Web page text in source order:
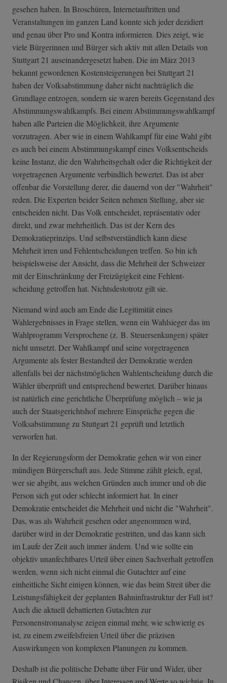
gesehen haben. In Broschüren, Internetauftritten und
Veranstaltungen im ganzen Land konnte sich jeder dezidiert
und genau über Pro und Kontra informieren. Dies zeigt, wie
viele Bürgerinnen und Bürger sich aktiv mit allen Details von
Stuttgart 21 auseinandergesetzt haben. Die im März 2013
bekannt gewordenen Kostensteigerungen bei Stuttgart 21
haben der Volksabstimmung daher nicht nachträglich die
Grundlage entzogen, sondern sie waren bereits Gegenstand des
Abstimmungswahlkampfs. Bei einem Abstimmungswahlkampf
haben alle Parteien die Möglichkeit, ihre Argumente
vorzutragen. Aber wie in einem Wahlkampf für eine Wahl gibt
es auch bei einem Abstimmungskampf eines Volksentscheids
keine Instanz, die den Wahrheitsgehalt oder die Richtigkeit der
vorgetragenen Argumente verbindlich bewertet. Das ist aber
offenbar die Vorstellung derer, die dauernd von der "Wahrheit"
reden. Die Experten beider Seiten nehmen Stellung, aber sie
entscheiden nicht. Das Volk entscheidet, repräsentativ oder
direkt, und zwar mehrheitlich. Das ist der Kern des
Demokratieprinzips. Und selbstverständlich kann diese
Mehrheit irren und Fehlentscheidungen treffen. So bin ich
beispielsweise der Ansicht, dass die Mehrheit der Schweizer
mit der Einschränkung der Freizügigkeit eine Fehlent-
scheidung getroffen hat. Nichtsdestotrotz gilt sie.
Niemand wird auch am Ende die Legitimität eines
Wahlergebnisses in Frage stellen, wenn ein Wahlsieger das im
Wahlprogramm Versprochene (z. B. Steuersenkungen) später
nicht umsetzt. Der Wahlkampf und seine vorgetragenen
Argumente als fester Bestandteil der Demokratie werden
allenfalls bei der nächstmöglichen Wahlentscheidung durch die
Wähler überprüft und entsprechend bewertet. Darüber hinaus
ist natürlich eine gerichtliche Überprüfung möglich–wie ja
auch der Staatsgerichtshof mehrere Einsprüche gegen die
Volksabstimmung zu Stuttgart 21 geprüft und letztlich
verworfen hat.
In der Regierungsform der Demokratie gehen wir von einer
mündigen Bürgerschaft aus. Jede Stimme zählt gleich, egal,
wer sie abgibt, aus welchen Gründen auch immer und ob die
Person sich gut oder schlecht informiert hat. In einer
Demokratie entscheidet die Mehrheit und nicht die "Wahrheit".
Das, was als Wahrheit gesehen oder angenommen wird,
darüber wird in der Demokratie gestritten, und das kann sich
im Laufe der Zeit auch immer ändern. Und wie sollte ein
objektiv unanfechtbares Urteil über einen Sachverhalt getroffen
werden, wenn sich nicht einmal die Gutachter auf eine
einheitliche Sicht einigen können, wie das beim Streit über die
Leistungsfähigkeit der geplanten Bahninfrastruktur der Fall ist?
Auch die aktuell debattierten Gutachten zur
Personenstromanalyse zeigen einmal mehr, wie schwierig es
ist, zu einem zweifelsfreien Urteil über die präzisen
Auswirkungen von komplexen Planungen zu kommen.
Deshalb ist die politische Debatte über Für und Wider, über